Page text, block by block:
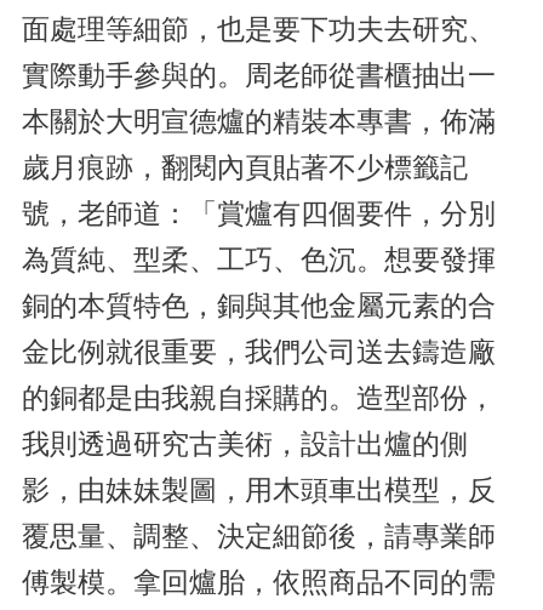
面處理等細節，也是要下功夫去研究、
實際動手參與的。周老師從書櫃抽出一
本關於大明宣德爐的精裝本專書，佈滿
歲月痕跡，翻閱內頁貼著不少標籤記
號，老師道：「賞爐有四個要件，分別
為質純、型柔、工巧、色沉。想要發揮
銅的本質特色，銅與其他金屬元素的合
金比例就很重要，我們公司送去鑄造廠
的銅都是由我親自採購的。造型部份，
我則透過研究古美術，設計出爐的側
影，由妹妹製圖，用木頭車出模型，反
覆思量、調整、決定細節後，請專業師
傅製模。拿回爐胎，依照商品不同的需